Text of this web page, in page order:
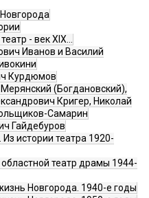
- век XIX…
Иванов и Василий
Курдюмов
(Богдановский),
Кригер, Николай
Самарин
Гайдебуров
истории театра 1920-
театр драмы 1944-
Новгорода. 1940-е годы